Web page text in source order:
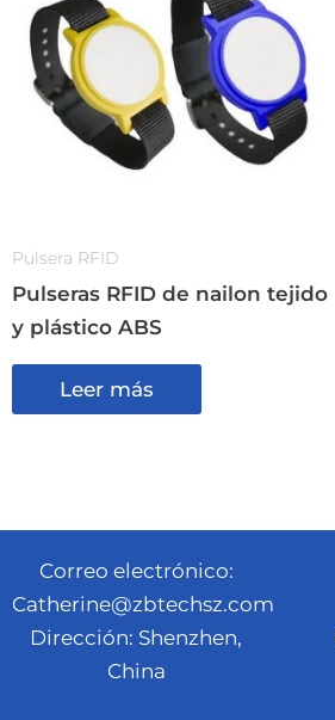
Pulsera RFID
Pulseras RFID de nailon tejido
y plástico ABS
Leer más
Correo electrónico:
Catherine@zbtechsz.com
Dirección: Shenzhen,
China